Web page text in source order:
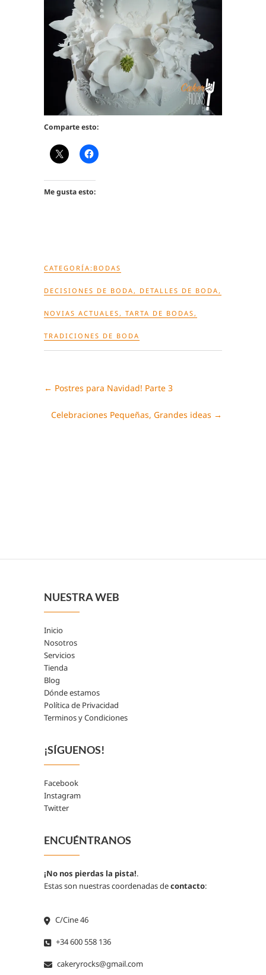
Comparte esto:
Me gusta esto:
CATEGORÍA: BODAS
DECISIONES DE BODA , DETALLES DE BODA ,
NOVIAS ACTUALES , TARTA DE BODAS ,
TRADICIONES DE BODA
← Postres para Navidad! Parte 3
Celebraciones Pequeñas, Grandes ideas →
NUESTRA WEB
Inicio
Nosotros
Servicios
Tienda
Blog
Dónde estamos
Política de Privacidad
Terminos y Condiciones
¡SÍGUENOS!
Facebook
Instagram
Twitter
ENCUÉNTRANOS
¡No nos pierdas la pista!.
Estas son nuestras coordenadas decontacto:
C/Cine 46
+34 600 558 136
cakeryrocks@gmail.com